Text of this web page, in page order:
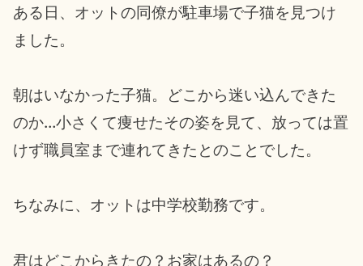
ある日、オットの同僚が駐車場で子猫を見つけ
ました。
朝はいなかった子猫。どこから迷い込んできた
のか…小さくて痩せたその姿を見て、放っては置
けず職員室まで連れてきたとのことでした。
ちなみに、オットは中学校勤務です。
君はどこからきたの？お家はあるの？